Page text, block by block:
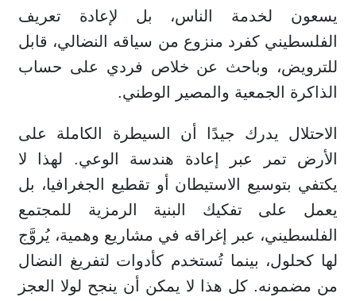
يسعون لخدمة الناس، بل لإعادة تعريف
الفلسطيني كفرد منزوع من سياقه النضالي، قابل
للترويض، وباحث عن خلاص فردي على حساب
الذاكرة الجمعية والمصير الوطني.
الاحتلال يدرك جيدًا أن السيطرة الكاملة على
الأرض تمر عبر إعادة هندسة الوعي. لهذا لا
يكتفي بتوسيع الاستيطان أو تقطيع الجغرافيا، بل
يعمل على تفكيك البنية الرمزية للمجتمع
الفلسطيني، عبر إغراقه في مشاريع وهمية، يُروَّج
لها كحلول، بينما تُستخدم كأدوات لتفريغ النضال
من مضمونه. كل هذا لا يمكن أن ينجح لولا العجز